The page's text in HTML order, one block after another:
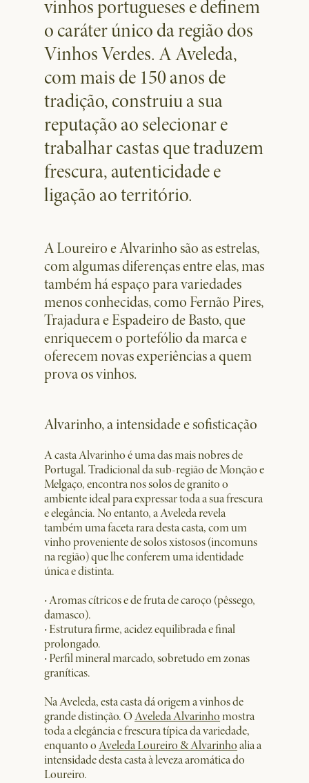
vinhos portugueses e definem
o caráter único da região dos
Vinhos Verdes. A Aveleda,
com mais de 150 anos de
tradição, construiu a sua
reputação ao selecionar e
trabalhar castas que traduzem
frescura, autenticidade e
ligação ao território.
A Loureiro e Alvarinho são as estrelas,
com algumas diferenças entre elas, mas
também há espaço para variedades
menos conhecidas, como Fernão Pires,
Trajadura e Espadeiro de Basto, que
enriquecem o portefólio da marca e
oferecem novas experiências a quem
prova os vinhos.
Alvarinho, a intensidade e sofisticação
A casta Alvarinho é uma das mais nobres de
Portugal. Tradicional da sub-região de Monção e
Melgaço, encontra nos solos de granito o
ambiente ideal para expressar toda a sua frescura
e elegância. No entanto, a Aveleda revela
também uma faceta rara desta casta, com um
vinho proveniente de solos xistosos (incomuns
na região) que lhe conferem uma identidade
única e distinta.
·Aromas cítricos e de fruta de caroço (pêssego,
damasco).
·Estrutura firme, acidez equilibrada e final
prolongado.
·Perfil mineral marcado, sobretudo em zonas
graníticas.
Na Aveleda, esta casta dá origem a vinhos de
grande distinção. OAveleda Alvarinhomostra
toda a elegância e frescura típica da variedade,
enquanto oAveleda Loureiro & Alvarinhoalia a
intensidade desta casta à leveza aromática do
Loureiro.